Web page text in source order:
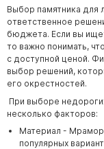
Выбор памятника для
ответственное
бюджета. Если вы
то важно понимать,
с доступной ценой.
выбор решений,
его окрестностей.
При выборе
несколько факторов:
Материал - Мрамор
популярных